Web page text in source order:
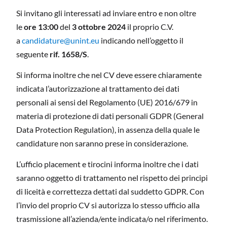
Si invitano gli interessati ad inviare entro e non oltre
leore 13:00del 3 ottobre 2024 il proprio C.V.
acandidature@unint.eu indicando nell’oggetto il
seguente rif. 1658/S
Si informa inoltre che nel CV deve essere chiaramente
indicata l’autorizzazione al trattamento dei dati
personali ai sensi del Regolamento (UE) 2016/679 in
materia di protezione di dati personali GDPR (General
Data Protection Regulation), in assenza della quale le
candidature non saranno prese in considerazione.
L’ufficio placement e tirocini informa inoltre che i dati
saranno oggetto di trattamento nel rispetto dei principi
di liceità e correttezza dettati dal suddetto GDPR. Con
l’invio del proprio CV si autorizza lo stesso ufficio alla
trasmissione all’azienda/ente indicata/o nel riferimento.